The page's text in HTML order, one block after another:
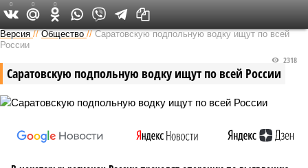
Версия в Саратове
Версия //Общество //Саратовскую подпольную водку ищут по всей
России
Саратовскую подпольную водку ищут по всей России
2318
0 0 0